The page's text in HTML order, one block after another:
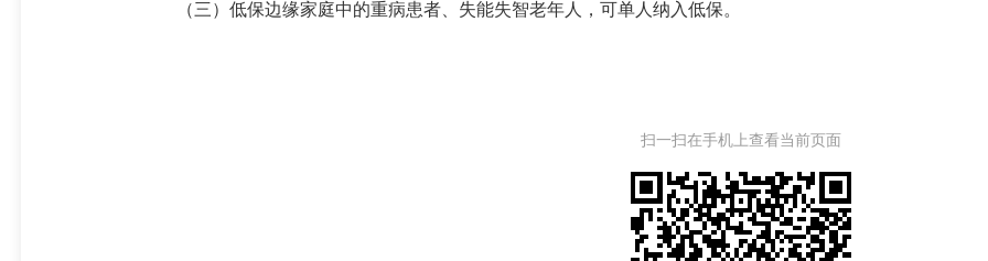
（三）低保边缘家庭中的重病患者、失能失智老年人，可单人纳入低保。
扫一扫在手机上查看当前页面